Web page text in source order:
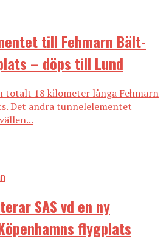
till Fehmarn Bält-
– döps till Lund
totalt 18 kilometer långa Fehmarn
Det andra tunnelelementet
SAS vd en ny
flygplats